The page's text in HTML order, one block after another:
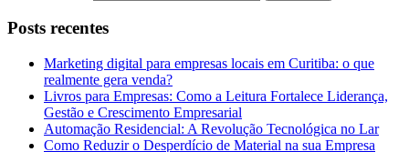
Posts recentes
Marketing digital para empresas locais em Curitiba: o que
realmente gera venda?
Livros para Empresas: Como a Leitura Fortalece Liderança,
Gestão e Crescimento Empresarial
Automação Residencial: A Revolução Tecnológica no Lar
Como Reduzir o Desperdício de Material na sua Empresa